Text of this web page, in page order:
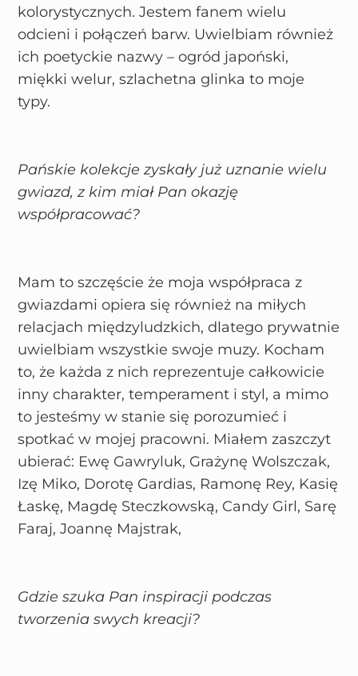
kolorystycznych. Jestem fanem wielu
odcieni i połączeń barw. Uwielbiam również
ich poetyckie nazwy – ogród japoński,
miękki welur, szlachetna glinka to moje
typy.
Pańskie kolekcje zyskały już uznanie wielu
gwiazd, z kim miał Pan okazję
współpracować?
Mam to szczęście że moja współpraca z
gwiazdami opiera się również na miłych
relacjach międzyludzkich, dlatego prywatnie
uwielbiam wszystkie swoje muzy. Kocham
to, że każda z nich reprezentuje całkowicie
inny charakter, temperament i styl, a mimo
to jesteśmy w stanie się porozumieć i
spotkać w mojej pracowni. Miałem zaszczyt
ubierać: Ewę Gawryluk, Grażynę Wolszczak,
Izę Miko, Dorotę Gardias, Ramonę Rey, Kasię
Łaskę, Magdę Steczkowską, Candy Girl, Sarę
Faraj, Joannę Majstrak,
Gdzie szuka Pan inspiracji podczas
tworzenia swych kreacji?